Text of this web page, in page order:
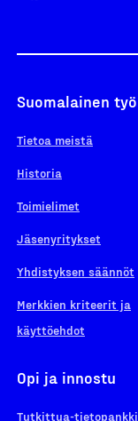
Suomalainen työ
Tietoa meistä
Historia
Toimielimet
Jäsenyritykset
Yhdistyksen säännöt
Merkkien kriteerit ja
käyttöehdot
Opi ja innostu
Tutkittua-tietopankki